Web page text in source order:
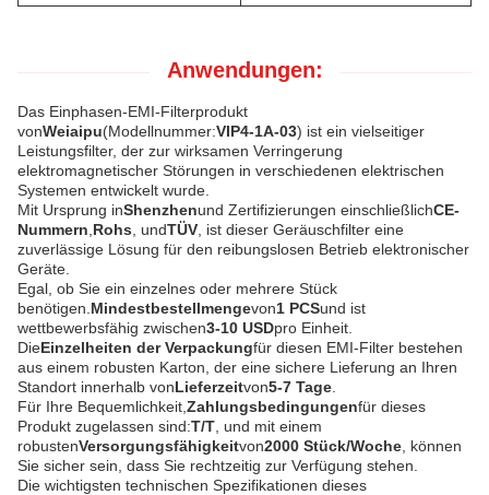
Anwendungen:
Das Einphasen-EMI-Filterprodukt
vonWeiaipu(Modellnummer:VIP4-1A-03) ist ein vielseitiger
Leistungsfilter, der zur wirksamen Verringerung
elektromagnetischer Störungen in verschiedenen elektrischen
Systemen entwickelt wurde.
Mit Ursprung inShenzhenund Zertifizierungen einschließlichCE-
Nummern Rohs , undTÜV , ist dieser Geräuschfilter eine
zuverlässige Lösung für den reibungslosen Betrieb elektronischer
Geräte.
Egal, ob Sie ein einzelnes oder mehrere Stück
benötigen. Mindestbestellmengevon1 PCSund ist
wettbewerbsfähig zwischen3-10 USDpro Einheit.
DieEinzelheiten der Verpackungfür diesen EMI-Filter bestehen
aus einem robusten Karton, der eine sichere Lieferung an Ihren
Standort innerhalb vonLieferzeitvon5-7 Tage
Für Ihre Bequemlichkeit, Zahlungsbedingungenfür dieses
Produkt zugelassen sind:T/T , und mit einem
robustenVersorgungsfähigkeitvon2000 Stück/Woche , können
Sie sicher sein, dass Sie rechtzeitig zur Verfügung stehen.
Die wichtigsten technischen Spezifikationen dieses